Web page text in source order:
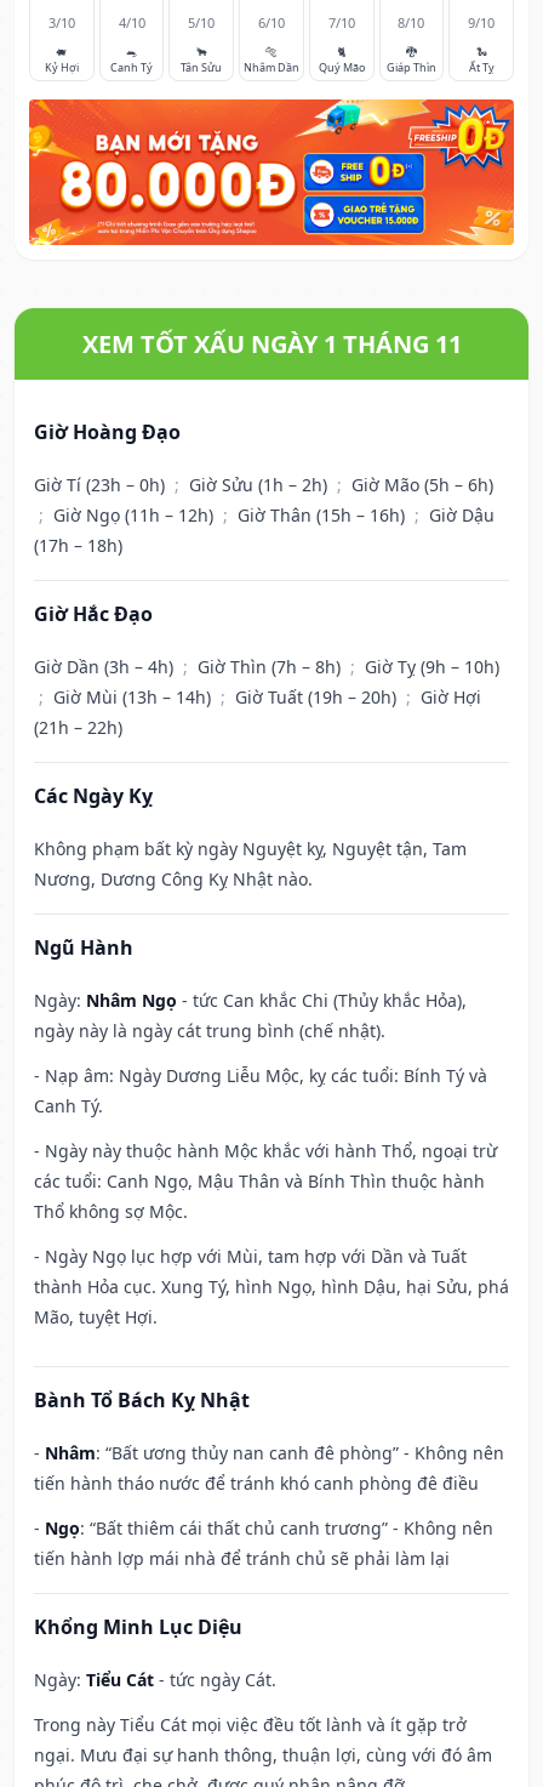
3/10
🐖
Kỷ Hợi
4/10
🐀
Canh Tý
5/10
🐂
Tân Sửu
6/10
🐅
Nhâm Dần
7/10
🐈
Quý Mão
8/10
🐉
Giáp Thìn
9/10
🐍
Ất Tỵ
XEM TỐT XẤU NGÀY 1 THÁNG 11
Giờ Hoàng Đạo
Giờ Tí (23h – 0h) ; Giờ Sửu (1h – 2h) ; Giờ Mão (5h – 6h)
; Giờ Ngọ (11h – 12h) ; Giờ Thân (15h – 16h) ; Giờ Dậu
(17h – 18h)
Giờ Hắc Đạo
Giờ Dần (3h – 4h) ; Giờ Thìn (7h – 8h) ; Giờ Tỵ (9h – 10h)
; Giờ Mùi (13h – 14h) ; Giờ Tuất (19h – 20h) ; Giờ Hợi
(21h – 22h)
Các Ngày Kỵ
Không phạm bất kỳ ngày Nguyệt kỵ, Nguyệt tận, Tam
Nương, Dương Công Kỵ Nhật nào.
Ngũ Hành
Ngày: Nhâm Ngọ - tức Can khắc Chi (Thủy khắc Hỏa),
ngày này là ngày cát trung bình (chế nhật).
- Nạp âm: Ngày Dương Liễu Mộc, kỵ các tuổi: Bính Tý và
Canh Tý.
- Ngày này thuộc hành Mộc khắc với hành Thổ, ngoại trừ
các tuổi: Canh Ngọ, Mậu Thân và Bính Thìn thuộc hành
Thổ không sợ Mộc.
- Ngày Ngọ lục hợp với Mùi, tam hợp với Dần và Tuất
thành Hỏa cục. Xung Tý, hình Ngọ, hình Dậu, hại Sửu, phá
Mão, tuyệt Hợi.
Bành Tổ Bách Kỵ Nhật
- Nhâm: “Bất ương thủy nan canh đê phòng” - Không nên
tiến hành tháo nước để tránh khó canh phòng đê điều
- Ngọ: “Bất thiêm cái thất chủ canh trương” - Không nên
tiến hành lợp mái nhà để tránh chủ sẽ phải làm lại
Khổng Minh Lục Diệu
Ngày: Tiểu Cát - tức ngày Cát.
Trong này Tiểu Cát mọi việc đều tốt lành và ít gặp trở
ngại. Mưu đại sự hanh thông, thuận lợi, cùng với đó âm